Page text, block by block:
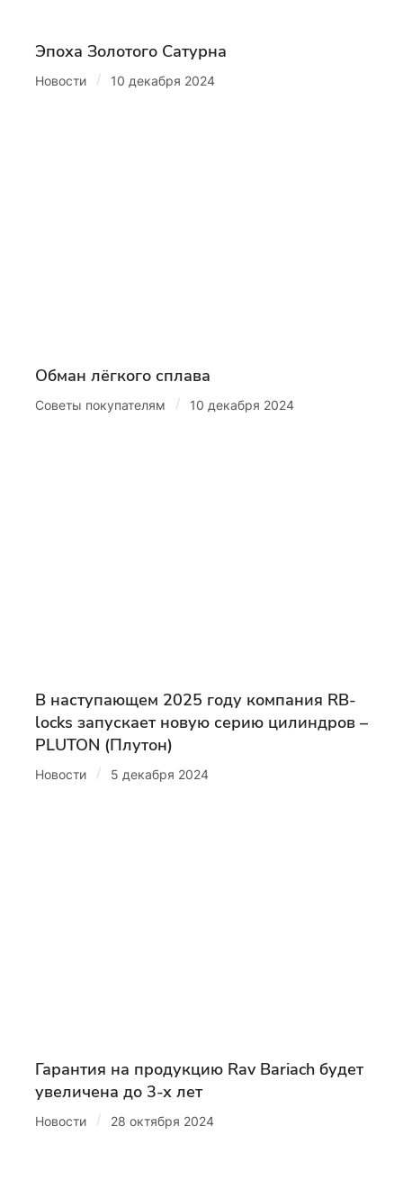
Эпоха Золотого Сатурна
Новости / 10 декабря 2024
Обман лёгкого сплава
Советы покупателям / 10 декабря 2024
В наступающем 2025 году компания RB-
locks запускает новую серию цилиндров –
PLUTON (Плутон)
Новости / 5 декабря 2024
Гарантия на продукцию Rav Bariach будет
увеличена до 3-х лет
Новости / 28 октября 2024